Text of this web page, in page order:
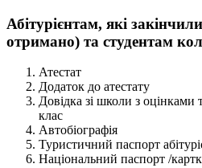
Абітурієнтам, які
отримано) та студентам
Атестат
Додаток до атестату
Довідка зі школи з оцінками
клас
Автобіографія
Туристичний паспорт
Національний паспорт /